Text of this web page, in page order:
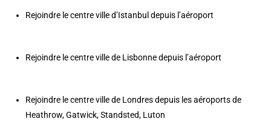
Rejoindre le centre ville d’Istanbul depuis l’aéroport
Rejoindre le centre ville de Lisbonne depuis l’aéroport
Rejoindre le centre ville de Londres depuis les aéroports de
Heathrow,Gatwick,Standsted, Luton